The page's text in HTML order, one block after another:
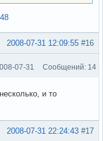
#16
2008-07-31 12:09:55
07-31 Сообщений: 14
и то
#17
2008-07-31 22:24:43